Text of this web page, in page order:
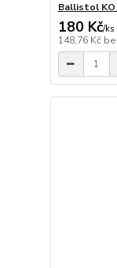
Ballistol KO
180 Kč/ks
148,76 Kč